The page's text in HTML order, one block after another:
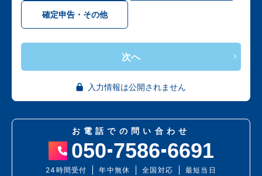
確定申告・その他
次へ
入力情報は公開されません
お電話での問い合わせ
050 7586 6691
24時間受付 年中無休 全国対応 最短当日